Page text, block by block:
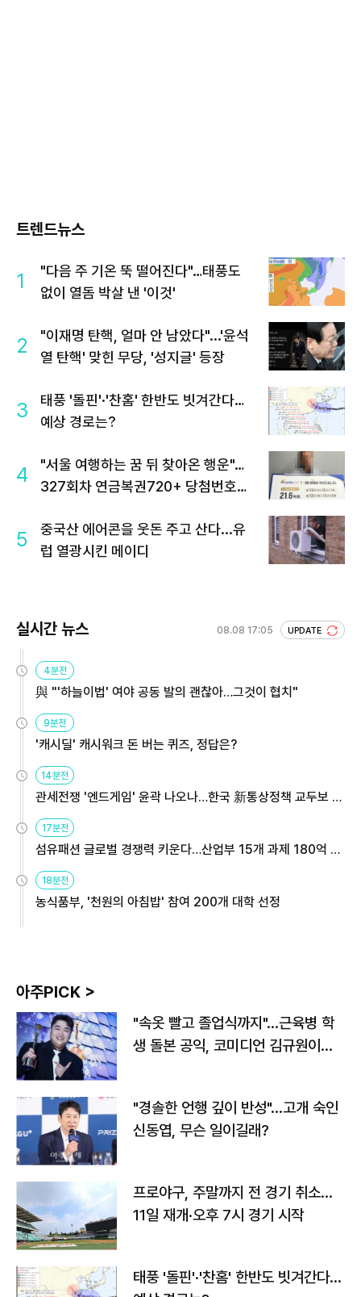
트렌드뉴스
1
"다음 주 기온 뚝 떨어진다"…태풍도
없이 열돔 박살 낸 '이것'
2
"이재명 탄핵, 얼마 안 남았다"...'윤석
열 탄핵' 맞힌 무당, '성지글' 등장
3
태풍 '돌핀'·'찬홈' 한반도 빗겨간다…
예상 경로는?
4
"서울 여행하는 꿈 뒤 찾아온 행운"…
327회차 연금복권720+ 당첨번호조
5
중국산 에어콘을 웃돈 주고 산다...유
럽 열광시킨 메이디
실시간 뉴스 08.08 17:05 UPDATE
4분전
與 "'하늘이법' 여야 공동 발의 괜찮아…그것이 협치"
9분전
'캐시딜' 캐시워크 돈 버는 퀴즈, 정답은?
14분전
관세전쟁 '엔드게임' 윤곽 나오나…한국 新통상정책 교두보 활
용해야
17분전
섬유패션 글로벌 경쟁력 키운다…산업부 15개 과제 180억 지
원
18분전
농식품부, '천원의 아침밥' 참여 200개 대학 선정
아주PICK >
"속옷 빨고 졸업식까지"…근육병 학
생 돌본 공익, 코미디언 김규원이었
"경솔한 언행 깊이 반성"…고개 숙인
신동엽, 무슨 일이길래?
프로야구, 주말까지 전 경기 취소…
11일 재개·오후 7시 경기 시작
태풍 '돌핀'·'찬홈' 한반도 빗겨간다…